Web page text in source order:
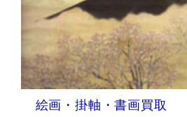
絵画・掛軸・書画買取